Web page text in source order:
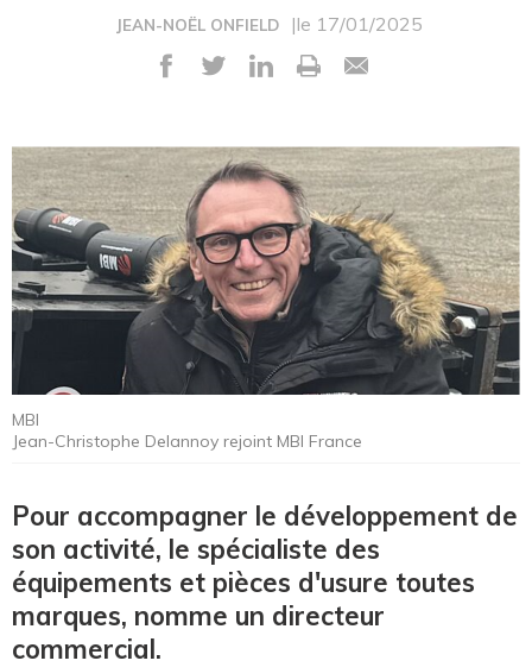
JEAN-NOËL ONFIELD |le 17/01/2025
MBI
Jean-Christophe Delannoy rejoint MBI France
Pour accompagner le développement de
son activité, le spécialiste des
équipements et pièces d'usure toutes
marques, nomme un directeur
commercial.